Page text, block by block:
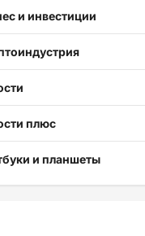
и инвестиции
плюс
и планшеты